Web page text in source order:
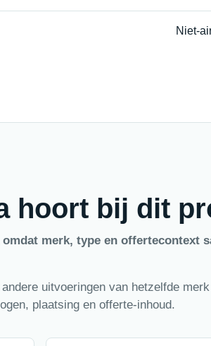
Niet-
hoort bij dit
merk, type en offertecontext
uitvoeringen van hetzelfde
plaatsing en offerte-inhoud.